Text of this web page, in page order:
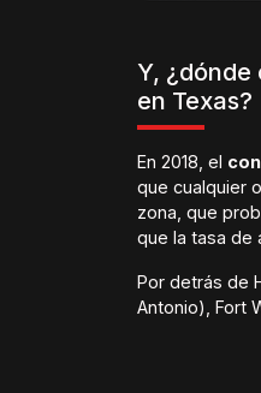
Y,
en Texas?
En 2018, el
que cualquier
zona, que
que la tasa de
Por detrás de
Antonio), Fort